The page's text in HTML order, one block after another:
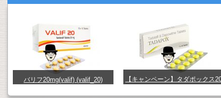
バリフ20mg(valif) (valif_20)
【キャンペーン】タダポックス